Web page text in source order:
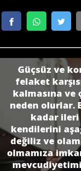
Güçsüz ve
felaket
kalmasına ve
neden olurlar.
kadar
kendilerini
değiliz ve
olmamıza